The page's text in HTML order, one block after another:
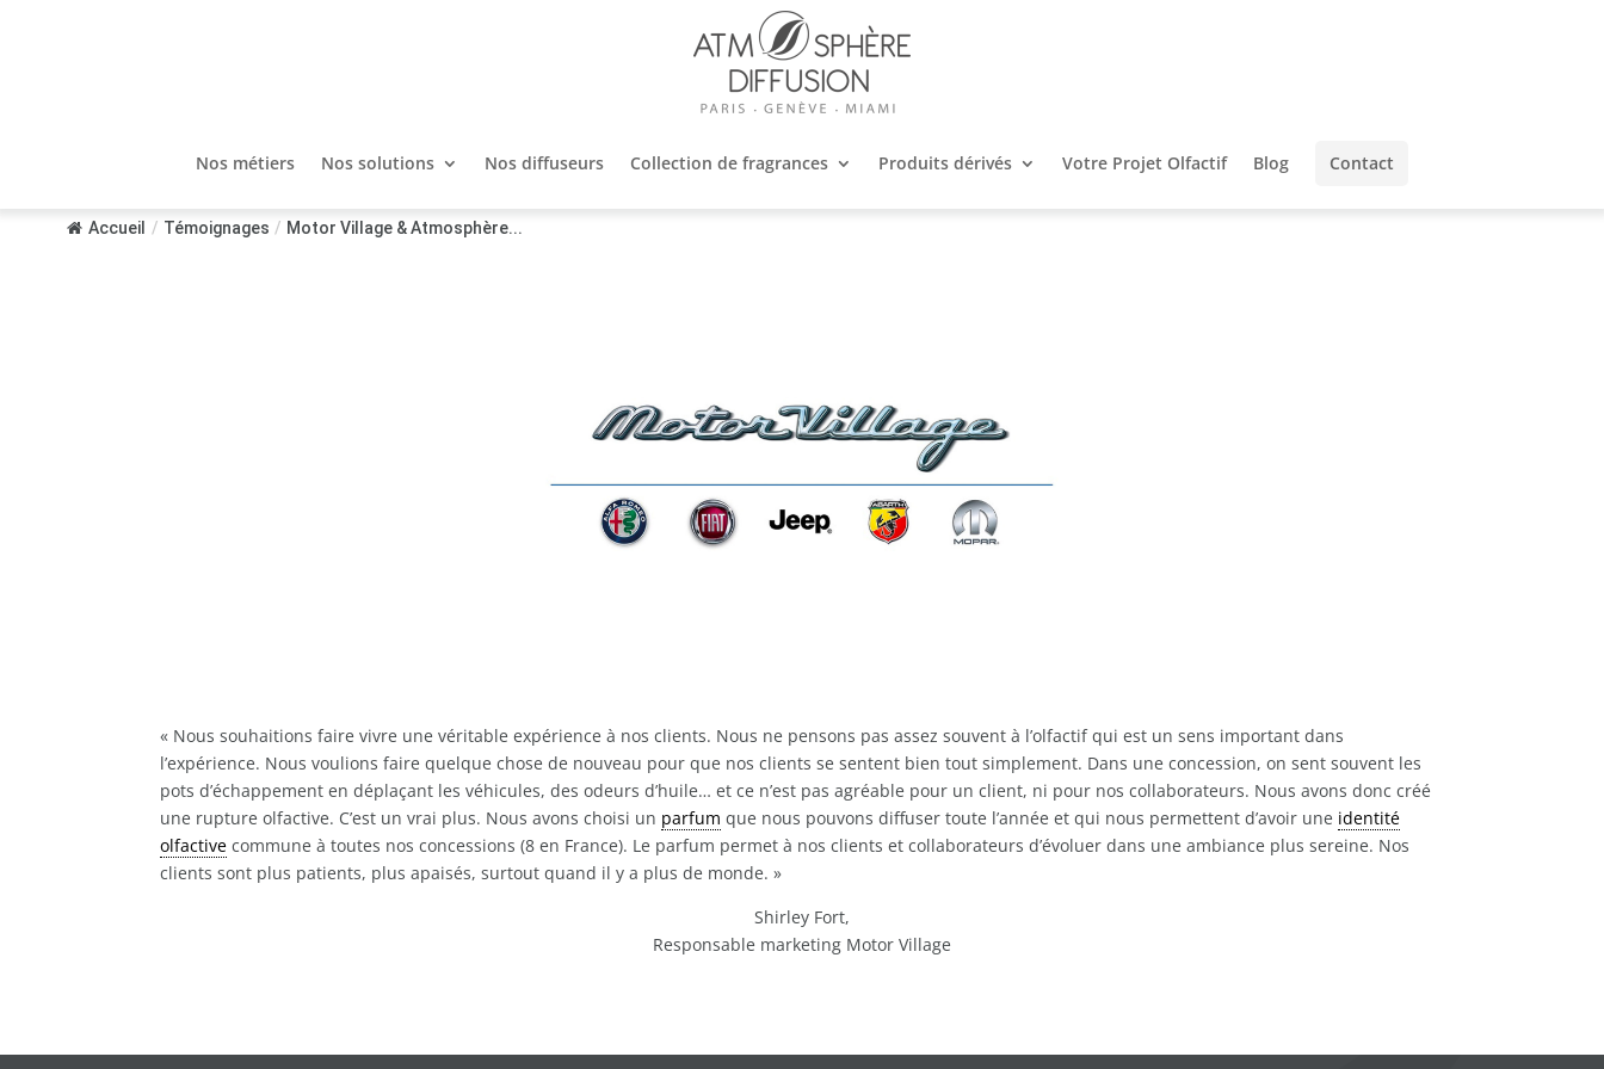
Nos métiers Nos solutions Nos diffuseurs Collection de fragrances Produits dérivés Votre Projet Olfactif Blog Contact
Accueil / Témoignages / Motor Village & Atmosphère...
« Nous souhaitions faire vivre une véritable expérience à nos clients. Nous ne pensons pas assez souvent à l’olfactif qui est un sens important dans
l’expérience. Nous voulions faire quelque chose de nouveau pour que nos clients se sentent bien tout simplement. Dans une concession, on sent souvent les
pots d’échappement en déplaçant les véhicules, des odeurs d’huile… et ce n’est pas agréable pour un client, ni pour nos collaborateurs. Nous avons donc créé
une rupture olfactive. C’est un vrai plus. Nous avons choisi un parfum que nous pouvons diffuser toute l’année et qui nous permettent d’avoir une identité
olfactive commune à toutes nos concessions (8 en France). Le parfum permet à nos clients et collaborateurs d’évoluer dans une ambiance plus sereine. Nos
clients sont plus patients, plus apaisés, surtout quand il y a plus de monde. »
Shirley Fort,
Responsable marketing Motor Village